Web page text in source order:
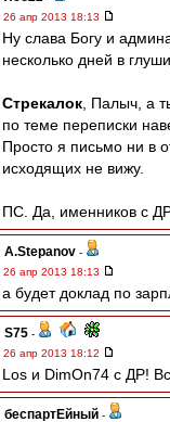
26 апр 2013 18:13
Ну слава Богу и
несколько дней в
Стрекалок , Палыч, а
по теме переписки
Просто я письмо ни в
исходящих не вижу.
ПС. Да, именников с
A.Stepanov -
26 апр 2013 18:13
а будет доклад по
S75 -
26 апр 2013 18:12
Los и DimOn74 с ДР!
беспартЕйный -